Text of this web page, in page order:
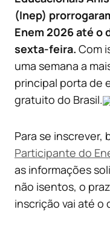
(Inep)
Enem 2026 até o
sexta-feira. Com
uma semana a
principal porta de
gratuito do Brasil.
Para se inscrever,
Participante do
as informações
não isentos, o
inscrição vai até o